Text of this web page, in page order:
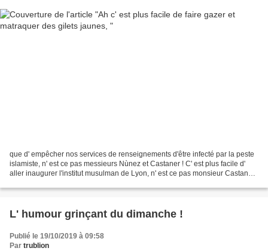
que d' empêcher nos services de renseignements d'être infecté par la peste
islamiste, n' est ce pas messieurs Nùnez et Castaner ! C' est plus facile d'
aller inaugurer l'institut musulman de Lyon, n' est ce pas monsieur Castaner !
L' humour grinçant du dimanche !
Publié le 19/10/2019 à 09:58
Par trublion